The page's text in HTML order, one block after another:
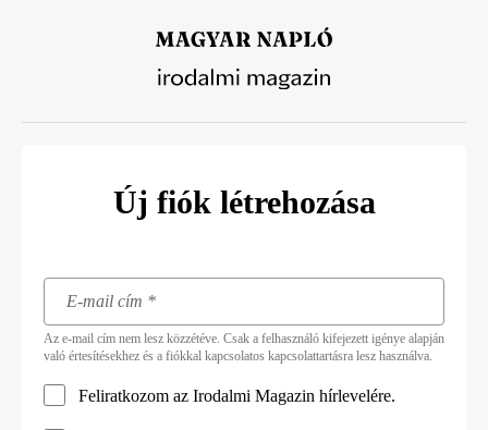
Új fiók létrehozása
Az e-mail cím nem lesz közzétéve. Csak a felhasználó kifejezett igénye alapján
való értesítésekhez és a fiókkal kapcsolatos kapcsolattartásra lesz használva.
Feliratkozom az Irodalmi Magazin hírlevelére.